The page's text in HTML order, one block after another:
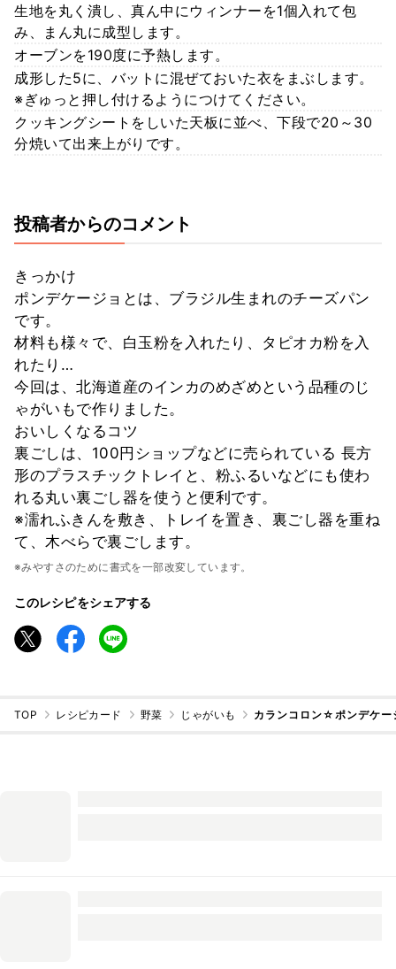
生地を丸く潰し、真ん中にウィンナーを1個入れて包
み、まん丸に成型します。
オーブンを190度に予熱します。
成形した5に、バットに混ぜておいた衣をまぶします。
※ぎゅっと押し付けるようにつけてください。
クッキングシートをしいた天板に並べ、下段で20～30
分焼いて出来上がりです。
投稿者からのコメント
きっかけ
ポンデケージョとは、ブラジル生まれのチーズパン
です。
材料も様々で、白玉粉を入れたり、タピオカ粉を入
れたり…
今回は、北海道産のインカのめざめという品種のじ
ゃがいもで作りました。
おいしくなるコツ
裏ごしは、100円ショップなどに売られている 長方
形のプラスチックトレイと、粉ふるいなどにも使わ
れる丸い裏ごし器を使うと便利です。
※濡れふきんを敷き、トレイを置き、裏ごし器を重ね
て、木べらで裏ごします。
※みやすさのために書式を一部改変しています。
このレシピをシェアする
TOP レシピカード 野菜 じゃがいも カランコロン☆ポンデケー